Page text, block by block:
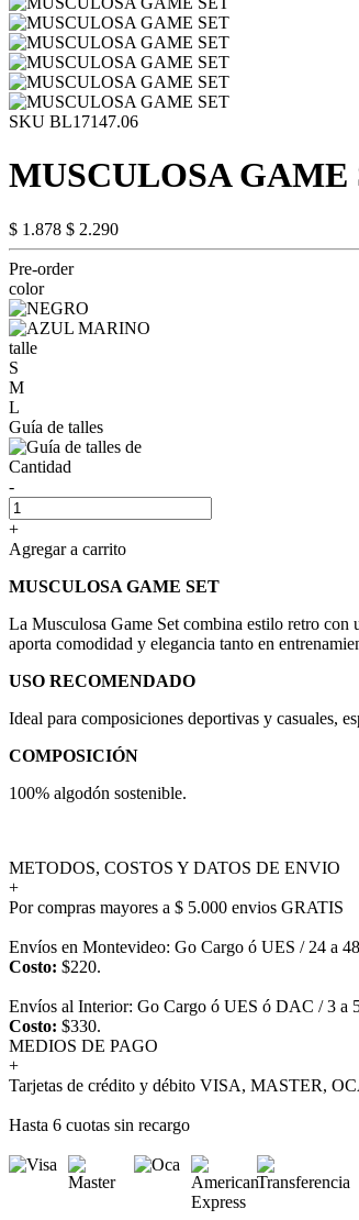
SKU BL17147.06
MUSCULOSA GAME
$ 1.878 $ 2.290
Pre-order
color
talle
S
M
L
Guía de talles
Cantidad
-
+
Agregar a carrito
MUSCULOSA GAME SET
La Musculosa Game Set combina estilo retro con
aporta comodidad y elegancia tanto en
USO RECOMENDADO
Ideal para composiciones deportivas y casuales,
COMPOSICIÓN
100% algodón sostenible.
METODOS, COSTOS Y DATOS DE ENVIO
+
Por compras mayores a $ 5.000 envios GRATIS
Envíos en Montevideo: Go Cargo ó UES / 24 a
Costo: $220.
Envíos al Interior: Go Cargo ó UES ó DAC / 3 a
Costo: $330.
MEDIOS DE PAGO
+
Tarjetas de crédito y débito VISA, MASTER,
Hasta 6 cuotas sin recargo